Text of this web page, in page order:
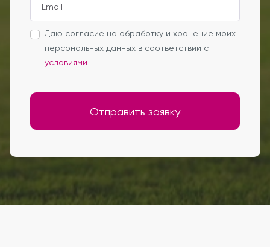
Даю согласие на обработку и хранение моих
персональных данных в соответствии с
условиями
Отправить заявку